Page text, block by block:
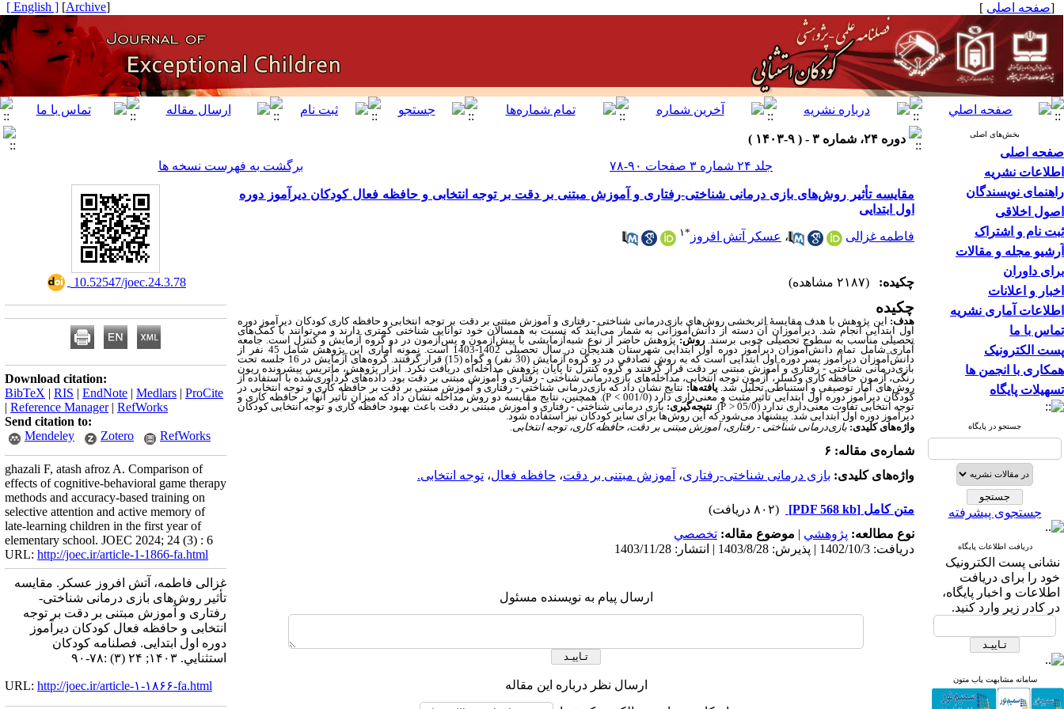
[صفحه اصلی ]
[
Archive
]
[ English ]
بخش‌های اصلی
صفحه اصلی
اطلاعات نشریه
راهنمای نویسندگان
اصول اخلاقی
ثبت نام و اشتراک
آرشیو مجله و مقالات
برای داوران
اخبار و اعلانات
اطلاعات آماری نشریه
تماس با ما
پست الکترونیک
همکاری با انجمن ها
تسهیلات پایگاه
جستجو در پایگاه
جستجوی پیشرفته
دریافت اطلاعات پایگاه
نشانی پست الکترونیک
خود را برای دریافت
اطلاعات و اخبار پایگاه،
در کادر زیر وارد کنید.
سامانه مشابهت یاب متون
دوره ۲۴، شماره ۳ - ( ۹-۱۴۰۳ )
جلد ۲۴ شماره ۳ صفحات ۹۰-۷۸
برگشت به فهرست نسخه ها
مقایسه تأثیر روش‌های بازی درمانی شناختی-رفتاری و آموزش مبتنی بر دقت بر توجه انتخابی و حافظه فعال کودکان دیرآموز دوره
اول ابتدایی
فاطمه غزالی ، عسکر آتش افروز *۱
چکیده: (۲۱۸۷ مشاهده)
چکیده
هدف: این پژوهش با هدف مقایسۀ اثربخشی روش‌های بازی‌درمانی شناختی - رفتاری و آموزش مبتنی بر دقت بر توجه انتخابی و حافظه کاری کودکان دیرآموز دوره
اول ابتدایی انجام شد. دیرآموزان آن دسته از دانش آموزانی به شمار می‌آیند که نسبت به همسالان خود توانایی شناختی کمتری دارند و می‌توانند با کمکهای
تحصیلی مناسب به سطوح تحصیلی خوبی برسند.روش:پژوهش حاضر از نوع شبه‌آزمایشی با پیش‌آزمون و پس‌آزمون در دو گروه آزمایش و کنترل است. جامعه
آماری شامل تمام دانش‌آموزان دیرآموز دوره اول ابتدایی شهرستان هندیجان در سال تحصیلی 1402-1403 است. نمونه آماری این پژوهش شامل 45 نفر از
دانش‌آموزان دیرآموز پسر دوره اول ابتدایی است که به روش تصادفی در دو گروه آزمایش (30 نفر) و گواه (15) قرار گرفتند. گروه‌های آزمایش در 16 جلسه تحت
بازی‌درمانی شناختی - رفتاری و آموزش مبتنی بر دقت قرار گرفتند و گروه کنترل تا پایان پژوهش مداخله‌ای دریافت نکرد. ابزار پژوهش، ماتریس پیشرونده ریون
رنگی، آزمون حافظه کاری وکسلر، آزمون توجه انتخابی، مداخله‌های بازی‌درمانی شناختی - رفتاری و آموزش مبتنی بر دقت بود. داده‌های گردآوری‌شده با استفاده از
روش‌های آمار توصیفی و استنباطی تحلیل شد. یافته‌ها: نتایج نشان داد که بازی‌درمانی شناختی - رفتاری و آموزش مبتنی بر دقت بر حافظه کاری و توجه انتخابی در
کودکان دیرآموز دوره اول ابتدایی تأثیر مثبت و معنی‌داری دارد (001/0
P <). همچنین، نتایج مقایسه دو روش مداخله نشان داد که میزان تأثیر آنها بر حافظه کاری و
توجه انتخابی تفاوت معنی‌داری ندارد (05/0
P >
). نتیجه‌گیری: بازی‌ درمانی شناختی - رفتاری و آموزش مبتنی بر دقت باعث بهبود حافظه کاری و توجه انتخابی کودکان
دیرآموز دوره اول ابتدایی شد. پیشنهاد می‌شود که این روش‌ها برای سایر کودکان نیز استفاده شود.
واژه‌های کلیدی: بازی‌درمانی شناختی - رفتاری، آموزش مبتنی بر دقت، حافظه کاری، توجه انتخابی.
شماره‌ی مقاله: ۶
واژه‌های کلیدی: بازی درمانی شناختی-رفتاری، آموزش مبتنی بر دقت، حافظه فعال، توجه انتخابی.
متن کامل [PDF 568 kb]
(۸۰۲ دریافت)
نوع مطالعه: پژوهشي | موضوع مقاله: تخصصي
دریافت: 1402/10/3 | پذیرش: 1403/8/28 | انتشار: 1403/11/28
ارسال پیام به نویسنده مسئول
ارسال نظر درباره این مقاله
‎ 10.52547/joec.24.3.78
Download citation:
BibTeX | RIS | EndNote | Medlars | ProCite
| Reference Manager| RefWorks
Send citation to:
Mendeley
Zotero RefWorks
ghazali F, atash afroz A. Comparison of
effects of cognitive-behavioral game therapy
methods and accuracy-based training on
selective attention and active memory of
late-learning children in the first year of
elementary school. JOEC 2024; 24 (3) : 6
URL: http://joec.ir/article-1-1866-fa.html
غزالی فاطمه، آتش افروز عسکر. مقایسه
تأثیر روش‌های بازی درمانی شناختی-
رفتاری و آموزش مبتنی بر دقت بر توجه
انتخابی و حافظه فعال کودکان دیرآموز
دوره اول ابتدایی. فصلنامه كودكان
استثنايي. ۱۴۰۳; ۲۴ (۳) :۷۸-۹۰
URL: http://joec.ir/article-۱-۱۸۶۶-fa.html